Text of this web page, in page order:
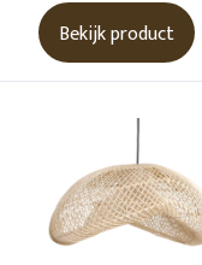
Bekijk product